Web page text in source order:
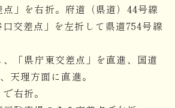
」を右折。府道（県道）44号線
交差点」を左折して県道754号線
「県庁東交差点」を直進、国道
天理方面に直進。
右折。